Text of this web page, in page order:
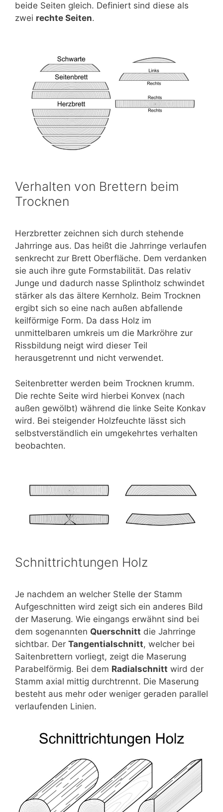
beide Seiten gleich. Definiert sind diese als
zwei rechte Seiten.
Verhalten von Brettern beim
Trocknen
Herzbretter zeichnen sich durch stehende
Jahrringe aus. Das heißt die Jahrringe verlaufen
senkrecht zur Brett Oberfläche. Dem verdanken
sie auch ihre gute Formstabilität. Das relativ
Junge und dadurch nasse Splintholz schwindet
stärker als das ältere Kernholz. Beim Trocknen
ergibt sich so eine nach außen abfallende
keilförmige Form. Da dass Holz im
unmittelbaren umkreis um die Markröhre zur
Rissbildung neigt wird dieser Teil
herausgetrennt und nicht verwendet.
Seitenbretter werden beim Trocknen krumm.
Die rechte Seite wird hierbei Konvex (nach
außen gewölbt) während die linke Seite Konkav
wird. Bei steigender Holzfeuchte lässt sich
selbstverständlich ein umgekehrtes verhalten
beobachten.
Schnittrichtungen Holz
Je nachdem an welcher Stelle der Stamm
Aufgeschnitten wird zeigt sich ein anderes Bild
der Maserung. Wie eingangs erwähnt sind bei
dem sogenannten Querschnitt die Jahrringe
sichtbar. Der Tangentialschnitt, welcher bei
Saitenbrettern vorliegt, zeigt die Maserung
Parabelförmig. Bei dem Radialschnitt wird der
Stamm axial mittig durchtrennt. Die Maserung
besteht aus mehr oder weniger geraden parallel
verlaufenden Linien.